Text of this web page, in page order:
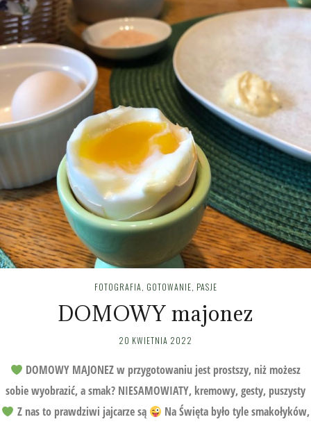
FOTOGRAFIA, GOTOWANIE, PASJE
DOMOWY majonez
20 KWIETNIA 2022
DOMOWY MAJONEZ w przygotowaniu jest prostszy, niż możesz
sobie wyobrazić, a smak? NIESAMOWIATY, kremowy, gesty, puszysty
Z nas to prawdziwi jajcarze są
Na Święta było tyle smakołyków,